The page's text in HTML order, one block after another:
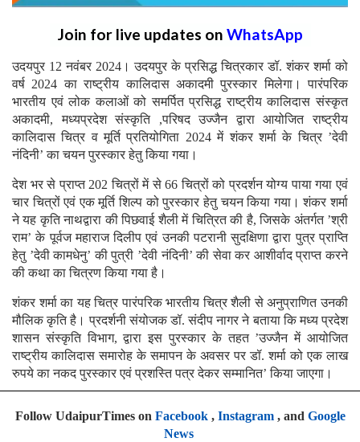
Join for live updates on WhatsApp
उदयपुर 12 नवंबर 2024। उदयपुर के प्रसिद्ध चित्रकार डॉ. शंकर शर्मा को
वर्ष 2024 का राष्ट्रीय कालिदास अकादमी पुरस्कार मिलेगा। पारंपरिक
भारतीय एवं लोक कलाओं को समर्पित प्रसिद्ध राष्ट्रीय कालिदास संस्कृत
अकादमी, मध्यप्रदेश संस्कृति ,परिषद उज्जैन द्वारा आयोजित राष्ट्रीय
कालिदास चित्र व मूर्ति प्रतियोगिता 2024 में शंकर शर्मा के चित्र ’देवी
नंदिनी’ का चयन पुरस्कार हेतु किया गया।
देश भर से प्राप्त 202 चित्रों में से 66 चित्रों को प्रदर्शन योग्य पाया गया एवं
चार चित्रों एवं एक मूर्ति शिल्प को पुरस्कार हेतु चयन किया गया। शंकर शर्मा
ने यह कृति नाथद्वारा की पिछवाई शैली में चित्रित की है, जिसके अंतर्गत ’श्री
राम’ के पूर्वज महाराज दिलीप एवं उनकी पटरानी सुदक्षिणा द्वारा पुत्र प्राप्ति
हेतु ’देवी कामधेनु’ की पुत्री ’देवी नंदिनी’ की सेवा कर आशीर्वाद प्राप्त करने
की कथा का चित्रण किया गया है।
शंकर शर्मा का यह चित्र पारंपरिक भारतीय चित्र शैली से अनुप्राणित उनकी
मौलिक कृति है। प्रदर्शनी संयोजक डॉ. संदीप नागर ने बताया कि मध्य प्रदेश
शासन संस्कृति विभाग, द्वारा इस पुरस्कार के तहत ’उज्जैन में आयोजित
राष्ट्रीय कालिदास समारोह के समापन के अवसर पर डॉ. शर्मा को एक लाख
रुपये का नकद पुरस्कार एवं प्रशस्ति पत्र देकर सम्मानित’ किया जाएगा।
Follow UdaipurTimes on Facebook, Instagram, and Google
News